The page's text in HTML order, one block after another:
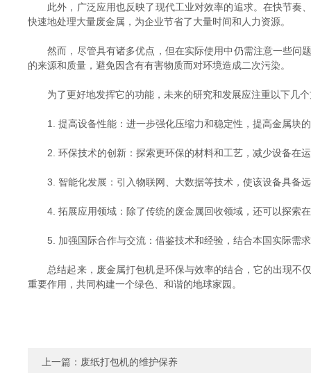
此外，广泛应用也反映了现代工业对效率的追求。在快节奏、
快速地处理大量废金属，为企业节省了大量时间和人力资源。
然而，尽管具有诸多优点，但在实际使用中仍需注意一些问题
的来源和质量，避免因含有有害物质而对环境造成二次污染。
为了更好地发挥它的功能，未来的研究和发展应注重以下几个
1. 提高设备性能：进一步强化压缩力和稳定性，提高金属块
2. 环保技术的创新：探索更环保的材料和工艺，减少设备在
3. 智能化发展：引入物联网、大数据等技术，使该设备具备
4. 拓展应用领域：除了传统的废金属回收领域，还可以探索
5. 加强国际合作与交流：借鉴技术和经验，结合本国实际需
总结起来，废金属打包机是环保与效率的结合，它的出现不仅
重要作用，共同构建一个绿色、和谐的地球家园。
上一篇： 废纸打包机的维护保养